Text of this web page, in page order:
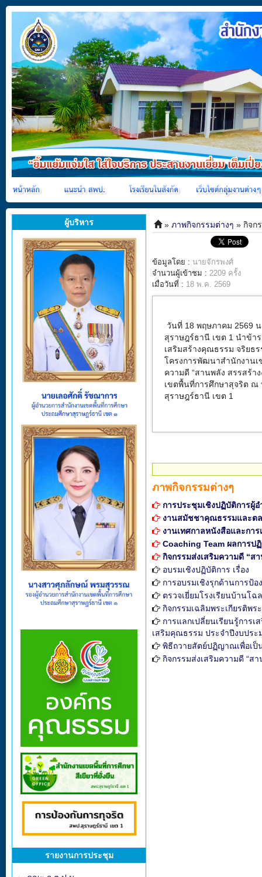
ผู้บริหาร
รายงานการประชุม
» ภาพกิจกรรมต่างๆ » กิจก
ข้อมูลโดย : นายจักรพงศ์
จำนวนผู้เข้าชม : 2209 ครั้ง
เมื่อวันที่ : 18 พ.ค. 2569
วันที่ 18 พฤษภาคม 2569 น
สุราษฎร์ธานี เขต 1 นำข้า
เสริมสร้างคุณธรรม จริยธ
โครงการพัฒนาสำนักงาน
ความดี “สานพลัง สรรสร้า
เขตพื้นที่การศึกษาสุจริต ณ
สุราษฎร์ธานี เขต 1
ภาพกิจกรรมต่างๆ
การประชุมเชิงปฏิบัติการผู้
งานสมัชชาคุณธรรมและต
งานเทศกาลหนังสือและกา
Coaching Team ผลการป
กิจกรรมส่งเสริมความดี “ส
อบรมเชิงปฏิบัติการ เรื่อง
การอบรมเชิงรุกด้านการป้
ตรวจเยี่ยมโรงเรียนบ้านโฉ
กิจกรรมเฉลิมพระเกียรติพ
การแลกเปลี่ยนเรียนรู้การ
เสริมคุณธรรม ประจำปีงบปร
พิธีถวายสัตย์ปฏิญาณเพื่อเ
กิจกรรมส่งเสริมความดี “ส